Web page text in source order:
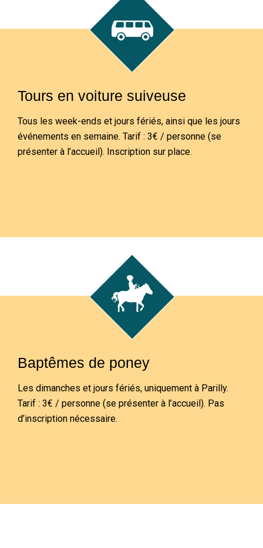
Tours en voiture suiveuse
Tous les week-ends et jours fériés, ainsi que les jours
événements en semaine. Tarif : 3€ / personne (se
présenter à l’accueil). Inscription sur place.
Baptêmes de poney
Les dimanches et jours fériés, uniquement à Parilly.
Tarif : 3€ / personne (se présenter à l’accueil). Pas
d’inscription nécessaire.